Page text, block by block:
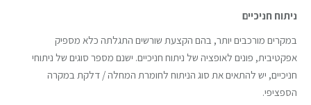
ניתוח חניכיים
במקרים מורכבים יותר, בהם הקצעת שורשים התגלתה כלא מספיק
אפקטיבית, פונים לאופציה של ניתוח חניכיים. ישנם מספר סוגים של ניתוחי
חניכיים, יש להתאים את סוג הניתוח לחומרת המחלה / דלקת במקרה
הספציפי.